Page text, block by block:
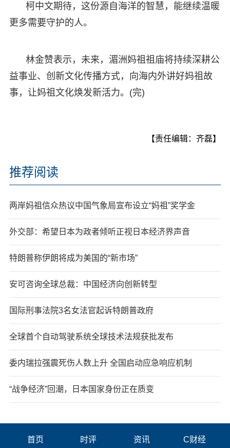
柯中文期待，这份源自海洋的智慧，能继续温暖
更多需要守护的人。
林金赞表示，未来，湄洲妈祖祖庙将持续深耕公
益事业、创新文化传播方式，向海内外讲好妈祖故
事，让妈祖文化焕发新活力。(完)
【责任编辑：齐磊】
推荐阅读
两岸妈祖信众热议中国气象局宣布设立“妈祖”奖学金
外交部：希望日本为政者倾听正视日本经济界声音
特朗普称伊朗将成为美国的“新市场”
安可咨询全球总裁：中国经济向创新转型
国际刑事法院3名女法官起诉特朗普政府
全球首个自动驾驶系统全球技术法规获批发布
委内瑞拉强震死伤人数上升 全国启动应急响应机制
“战争经济”回潮，日本国家身份正在质变
首页 时评 资讯 C财经